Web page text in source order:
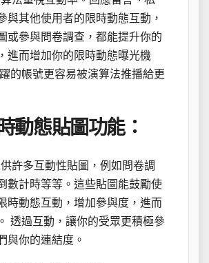
與其他使用者的限時動態互動，
或參與問卷調查，都能提升你的
進而增加你的限時動態曝光機
的帳號更容易被演算法推播給更
動態貼圖功能：
供許多互動性貼圖，例如問卷調
數計時等等。這些貼圖能鼓勵使
時動態互動，增加參與度，進而
透過互動，讓你的受眾更積極參
與你的連結度。